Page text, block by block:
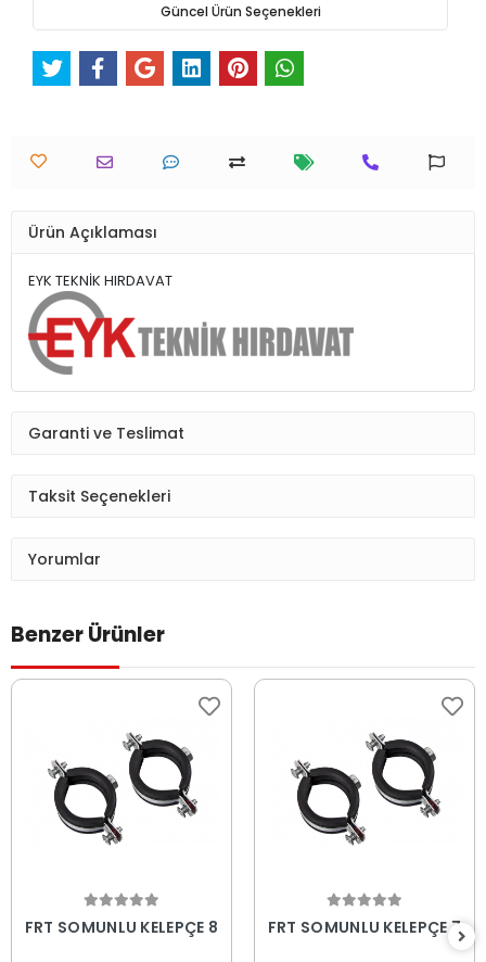
Güncel Ürün Seçenekleri
Ürün Açıklaması
EYK TEKNİK HIRDAVAT
Garanti ve Teslimat
Taksit Seçenekleri
Yorumlar
Benzer Ürünler
FRT SOMUNLU KELEPÇE 8 FRT SOMUNLU KELEPÇE 7